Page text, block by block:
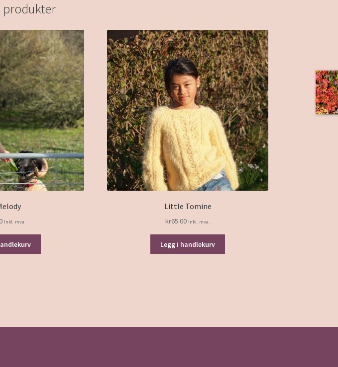
produkter
Inkl. mva.
Little Tomine
kr65.00 Inkl. mva.
Legg i handlekurv